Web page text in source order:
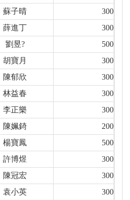
蘇子晴
300
薛進丁
300
劉昱?
500
胡寶月
300
陳郁欣
300
林益春
300
李正樂
300
陳姵錡
200
楊寶鳳
500
許博煜
300
陳冠宏
300
袁小英
300